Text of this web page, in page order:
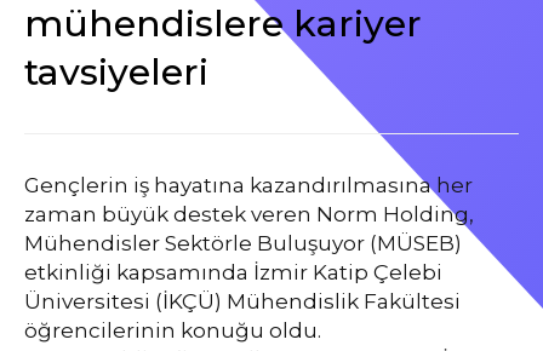
mühendislere kariyer
tavsiyeleri
Gençlerin iş hayatına kazandırılmasına her
zaman büyük destek veren Norm Holding,
Mühendisler Sektörle Buluşuyor (MÜSEB)
etkinliği kapsamında İzmir Katip Çelebi
Üniversitesi (İKÇÜ) Mühendislik Fakültesi
öğrencilerinin konuğu oldu.